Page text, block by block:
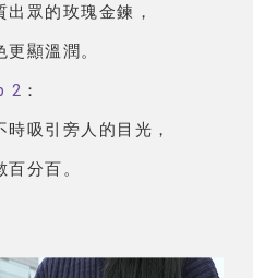
眾的玫瑰金鍊，
顯溫潤。
2 ：
吸引旁人的目光，
分百。